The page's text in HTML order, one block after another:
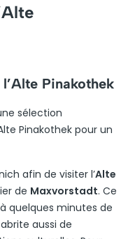
Pinakothek
sélection
Pinakothek pour un
afin de visiter l’Alte
de Maxvorstadt. Ce
quelques minutes de
aussi de